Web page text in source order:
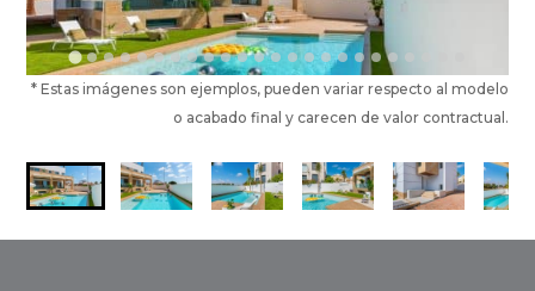
* Estas imágenes son ejemplos, pueden variar respecto al modelo
o acabado final y carecen de valor contractual.